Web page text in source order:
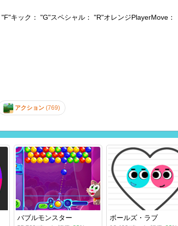
キック： "G"スペシャル： "R"オレンジPlayerMove：
アクション (769)
バブルモンスター ボールズ・ラブ